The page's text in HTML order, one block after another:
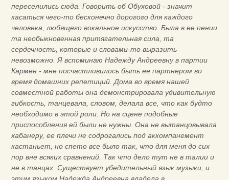
переселились сюда. Говорить об Обуховой - значит
касаться чего-то бесконечно дорогого для каждого
человека, любящего вокальное искусство. Была в ее пении
та необыкновенная притягательная сила, та
сердечность, которые и словами-то выразить
невозможно. Я вспоминаю Надежду Андреевну в партии
Кармен - мне посчастливилось быть ее партнером во
время домашних репетиций. Дома во время нашей
совместной работы она демонстрировала удивительную
гибкость, танцевала, словом, делала все, что как будто
необходимо в этой роли. Но на сцене подобные
приспособления ей были не нужны. Она не вытанцовывала
хабанеру, ее плечи не содрогались под аккомпанемент
кастаньет, но спето все было так, что для меня до сих
пор вне всяких сравнений. Так что дело тут не в талии и
не в танцах. Существует убедительный язык музыки, и